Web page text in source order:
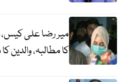
میر رضا علی کیس،
کا مطالبہ، والدین